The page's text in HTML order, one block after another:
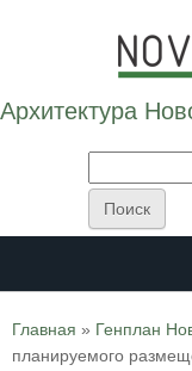
Архитектура
Вы здесь
Главная » Генплан
планируемого